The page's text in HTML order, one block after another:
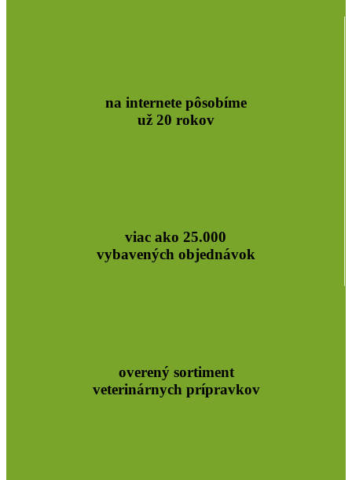
na internete pôsobíme
už 20 rokov
viac ako 25.000
vybavených objednávok
overený sortiment
veterinárnych prípravkov